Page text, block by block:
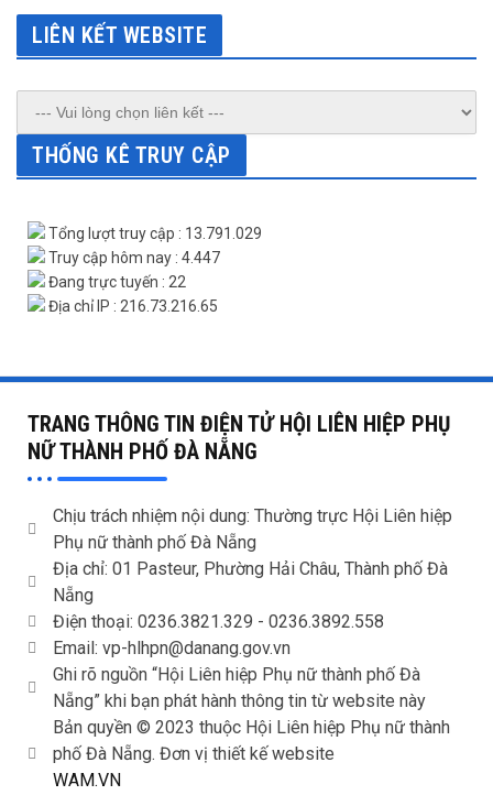
LIÊN KẾT WEBSITE
THỐNG KÊ TRUY CẬP
Tổng lượt truy cập : 13.791.029
Truy cập hôm nay : 4.447
Đang trực tuyến : 22
Địa chỉ IP : 216.73.216.65
TRANG THÔNG TIN ĐIỆN TỬ HỘI LIÊN HIỆP PHỤ
NỮ THÀNH PHỐ ĐÀ NẴNG
Chịu trách nhiệm nội dung: Thường trực Hội Liên hiệp
Phụ nữ thành phố Đà Nẵng
Địa chỉ: 01 Pasteur, Phường Hải Châu, Thành phố Đà
Nẵng
Điện thoại: 0236.3821.329 - 0236.3892.558
Email: vp-hlhpn@danang.gov.vn
Ghi rõ nguồn “Hội Liên hiệp Phụ nữ thành phố Đà
Nẵng” khi bạn phát hành thông tin từ website này
Bản quyền © 2023 thuộc Hội Liên hiệp Phụ nữ thành
phố Đà Nẵng. Đơn vị thiết kế website
WAM.VN